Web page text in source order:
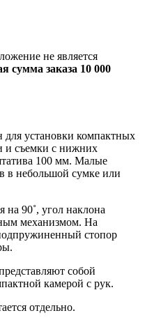
не является
сумма заказа 10 000
для установки компактных
и съемки с нижних
100 мм. Малые
в небольшой сумке или
на 90˚, угол наклона
механизмом. На
стопор
собой
камерой с рук.
отдельно.